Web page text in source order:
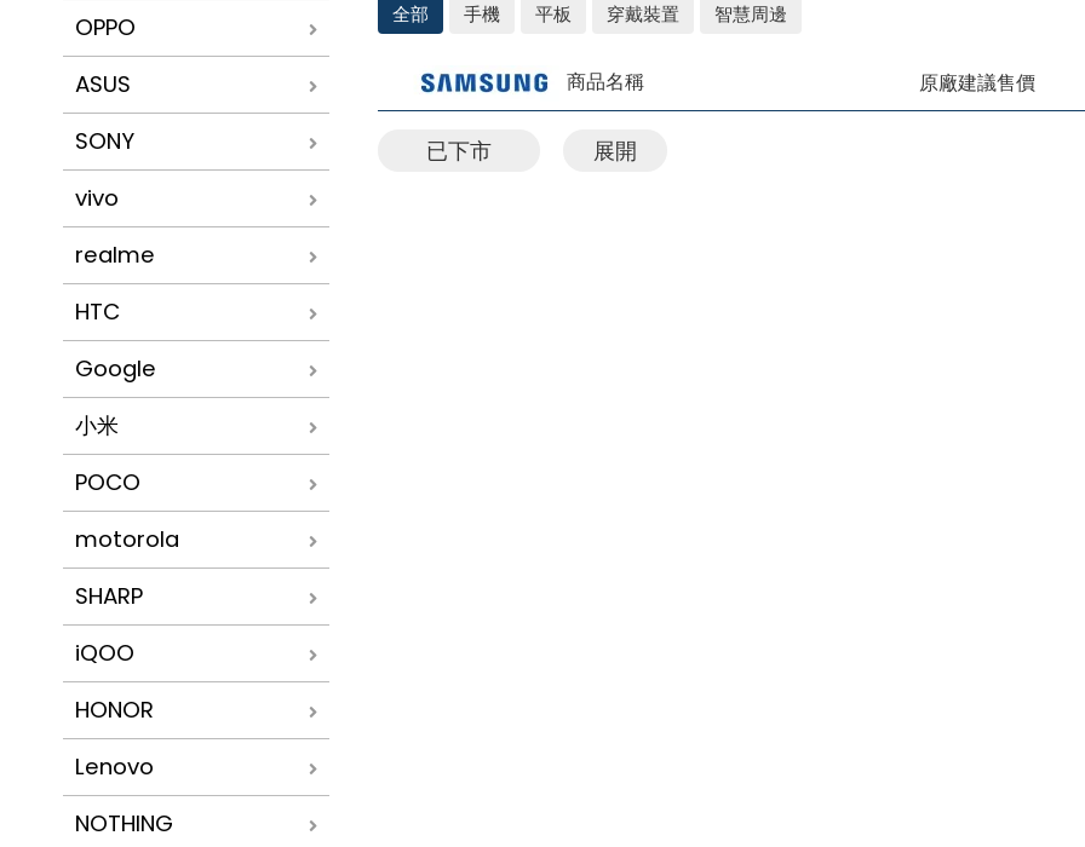
OPPO
ASUS
SONY
vivo
realme
HTC
Google
小米
POCO
motorola
SHARP
iQOO
HONOR
Lenovo
NOTHING
全部 手機 平板 穿戴裝置 智慧周邊
Tab/Watch/Buds
商品名稱 原廠建議售價
已下市 展開